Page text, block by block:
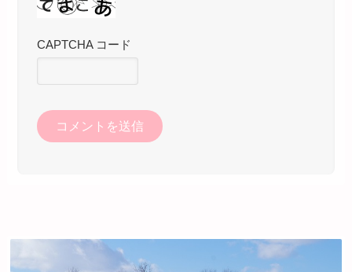
CAPTCHA コード